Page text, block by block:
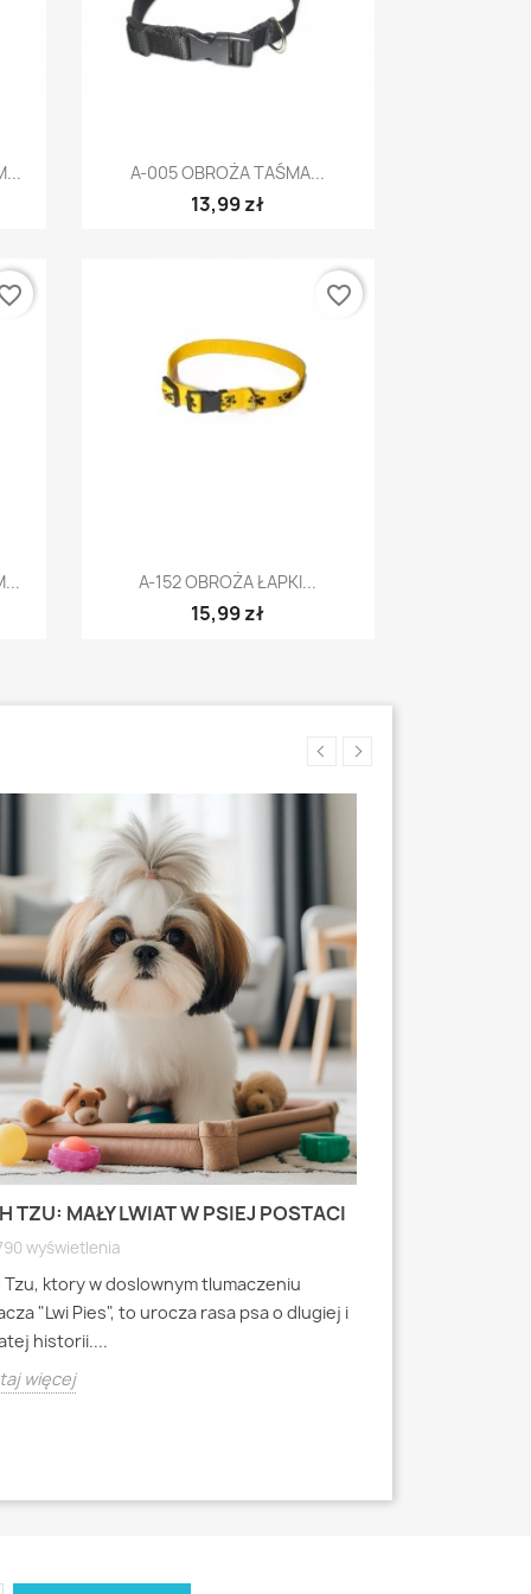
Szybki podgląd
A-005 OBROŻA TAŚMA...
13,99 zł
Szybki podgląd
A-152 OBROŻA ŁAPKI...
15,99 zł
favorite_border
TZU: MAŁY LWIAT W PSIEJ POSTACI
wyświetlenia
Tzu, ktory w doslownym tlumaczeniu
"Lwi Pies", to urocza rasa psa o dlugiej i
historii....
więcej